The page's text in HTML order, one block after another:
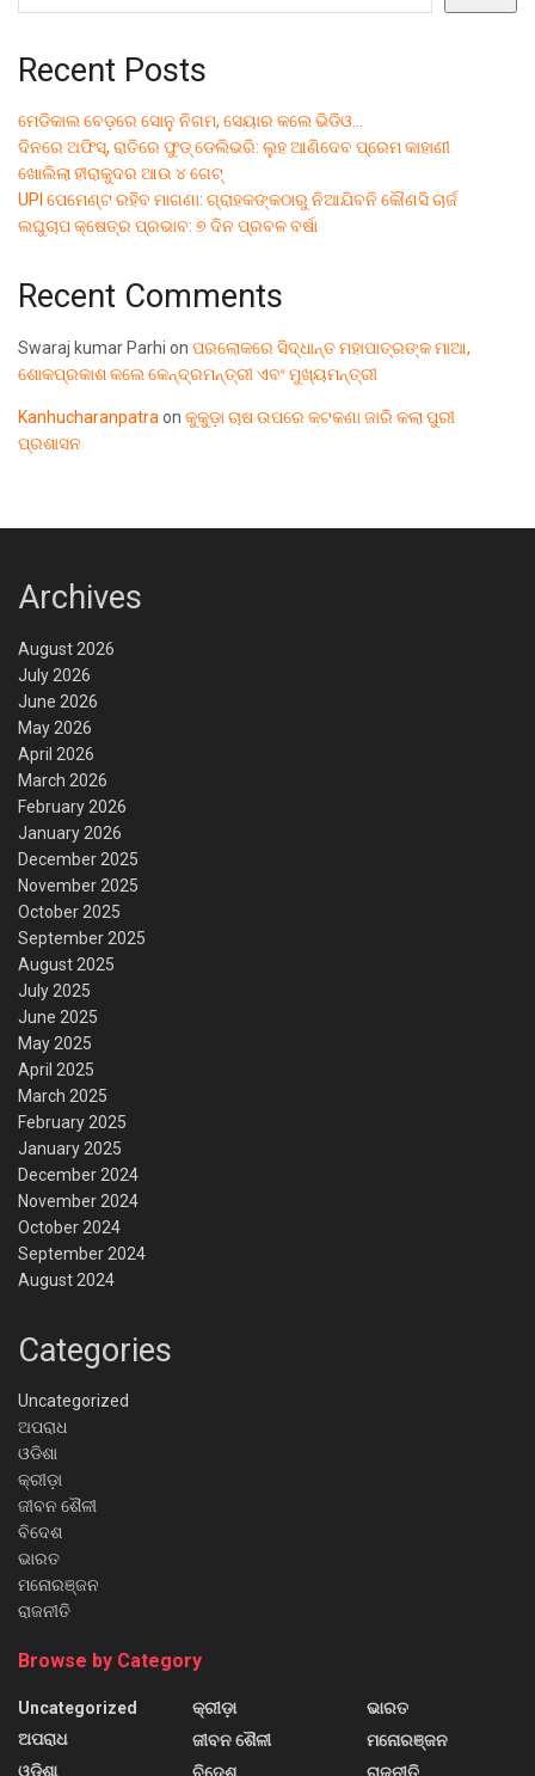
Recent Posts
ମେଡିକାଲ ବେଡ଼ରେ ସୋନୁ ନିଗମ, ସେୟାର କଲେ ଭିଡିଓ…
ଦିନରେ ଅଫିସ୍, ରାତିରେ ଫୁଡ୍ ଡେଲିଭରି: ଲୁହ ଆଣିଦେବ ପ୍ରେମ କାହାଣୀ
ଖୋଲିଲା ହୀରାକୁଦର ଆଉ ୪ ଗେଟ୍
UPI ପେମେଣ୍ଟ ରହିବ ମାଗଣା: ଗ୍ରାହକଙ୍କଠାରୁ ନିଆଯିବନି କୌଣସି ଚାର୍ଜ
ଲଘୁଚାପ କ୍ଷେତ୍ର ପ୍ରଭାବ: ୭ ଦିନ ପ୍ରବଳ ବର୍ଷା
Recent Comments
Swaraj kumar Parhi on ପରଲୋକରେ ସିଦ୍ଧାନ୍ତ ମହାପାତ୍ରଙ୍କ ମାଆ,
ଶୋକପ୍ରକାଶ କଲେ କେନ୍ଦ୍ରମନ୍ତ୍ରୀ ଏବଂ ମୁଖ୍ୟମନ୍ତ୍ରୀ
Kanhucharanpatra on କୁକୁଡ଼ା ଚାଷ ଉପରେ କଟକଣା ଜାରି କଲା ପୁରୀ
ପ୍ରଶାସନ
Archives
August 2026
July 2026
June 2026
May 2026
April 2026
March 2026
February 2026
January 2026
December 2025
November 2025
October 2025
September 2025
August 2025
July 2025
June 2025
May 2025
April 2025
March 2025
February 2025
January 2025
December 2024
November 2024
October 2024
September 2024
August 2024
Categories
Uncategorized
ଅପରାଧ
ଓଡିଶା
କ୍ରୀଡ଼ା
ଜୀବନ ଶୈଳୀ
ବିଦେଶ
ଭାରତ
ମନୋରଞ୍ଜନ
ରାଜନୀତି
Browse by Category
Uncategorized
ଅପରାଧ
ଓଡିଶା
କ୍ରୀଡ଼ା
ଜୀବନ ଶୈଳୀ
ଭାରତ
ମନୋରଞ୍ଜନ